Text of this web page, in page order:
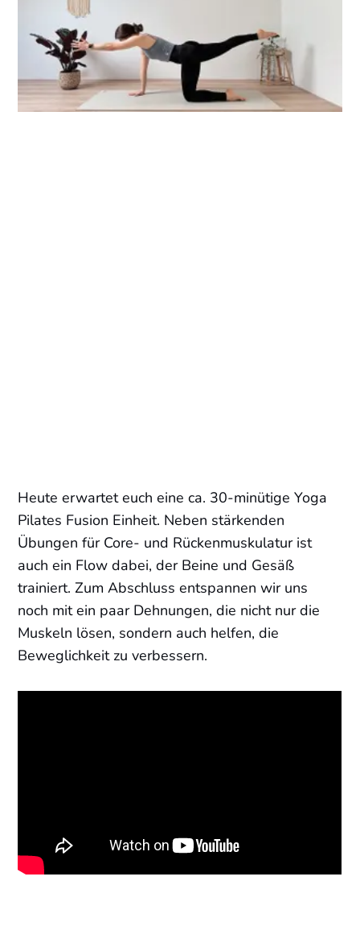
Heute erwartet euch eine ca. 30-minütige Yoga
Pilates Fusion Einheit. Neben stärkenden
Übungen für Core- und Rückenmuskulatur ist
auch ein Flow dabei, der Beine und Gesäß
trainiert. Zum Abschluss entspannen wir uns
noch mit ein paar Dehnungen, die nicht nur die
Muskeln lösen, sondern auch helfen, die
Beweglichkeit zu verbessern.